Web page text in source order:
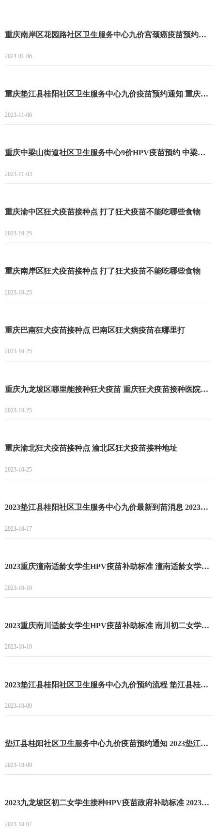
重庆南岸区花园路社区卫生服务中心九价宫颈癌疫苗预约登记开始 南岸区花园路社区九价宫颈癌疫苗预约
2024-01-06
重庆垫江县桂阳社区卫生服务中心九价疫苗预约通知 重庆垫江县桂阳社区卫生服务中心九价疫苗预约指南
2023-11-06
重庆中梁山街道社区卫生服务中心9价HPV疫苗预约 中梁山街道社区卫生服务中心9价预约时间
2023-11-03
重庆渝中区狂犬疫苗接种点 打了狂犬疫苗不能吃哪些食物
2023-10-25
重庆南岸区狂犬疫苗接种点 打了狂犬疫苗不能吃哪些食物
2023-10-25
重庆巴南狂犬疫苗接种点 巴南区狂犬病疫苗在哪里打
2023-10-25
重庆九龙坡区哪里能接种狂犬疫苗 重庆狂犬疫苗接种医院名单一览
2023-10-25
重庆渝北狂犬疫苗接种点 渝北区狂犬疫苗接种地址
2023-10-25
2023垫江县桂阳社区卫生服务中心九价最新到苗消息 2023垫江县桂阳社区卫生服务中心九价预约流程
2023-10-17
2023重庆潼南适龄女学生HPV疫苗补助标准 潼南适龄女学生HPV疫苗接种补助项目
2023-10-10
2023重庆南川适龄女学生HPV疫苗补助标准 南川初二女学生接种HPV疫苗政府补助
2023-10-10
2023垫江县桂阳社区卫生服务中心九价预约流程 垫江县桂阳社区卫生服务中心九价预约最新时间
2023-10-09
垫江县桂阳社区卫生服务中心九价疫苗预约通知 2023垫江县桂阳社区卫生服务中心最新到苗消息
2023-10-09
2023九龙坡区初二女学生接种HPV疫苗政府补助标准 2023九龙坡区初二女学生接种HPV疫苗补助
2023-10-07